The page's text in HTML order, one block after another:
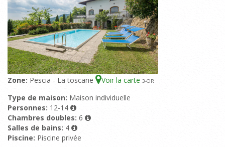
Zone: Pescia - La toscane Voir la carte 3-OR
Type de maison: Maison individuelle
Personnes: 12-14
Chambres doubles: 6
Salles de bains: 4
Piscine: Piscine privée